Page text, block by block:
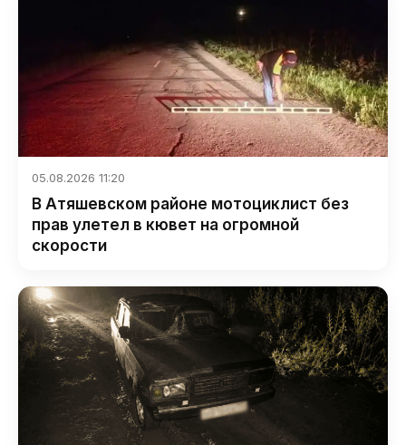
05.08.2026 11:20
В Атяшевском районе мотоциклист без
прав улетел в кювет на огромной
скорости